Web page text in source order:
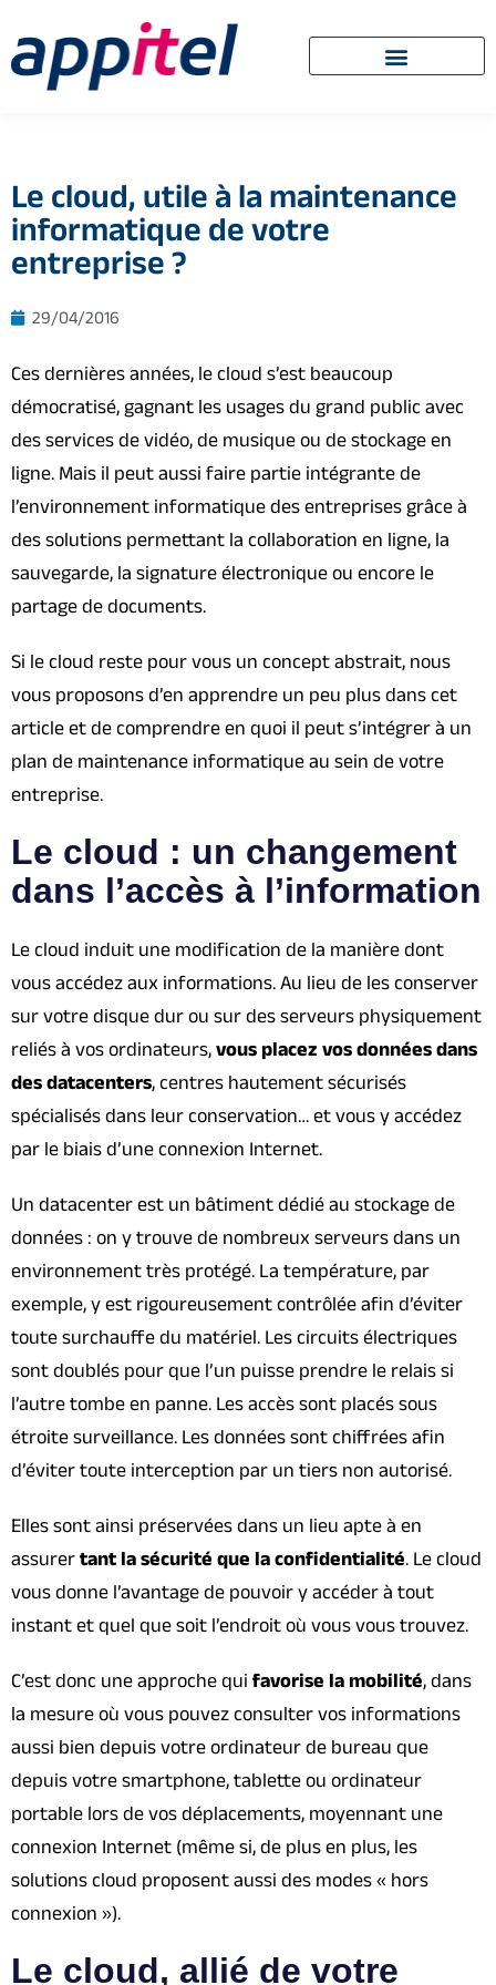
Le cloud, utile à la maintenance
informatique de votre
entreprise ?
29/04/2016
Ces dernières années, le cloud s’est beaucoup
démocratisé, gagnant les usages du grand public avec
des services de vidéo, de musique ou de stockage en
ligne. Mais il peut aussi faire partie intégrante de
l’environnement informatique des entreprises grâce à
des solutions permettant la collaboration en ligne, la
sauvegarde, la signature électronique ou encore le
partage de documents.
Si le cloud reste pour vous un concept abstrait, nous
vous proposons d’en apprendre un peu plus dans cet
article et de comprendre en quoi il peut s’intégrer à un
plan de maintenance informatique au sein de votre
entreprise.
Le cloud : un changement
dans l’accès à l’information
Le cloud induit une modification de la manière dont
vous accédez aux informations. Au lieu de les conserver
sur votre disque dur ou sur des serveurs physiquement
reliés à vos ordinateurs, vous placez vos données dans
des datacenters, centres hautement sécurisés
spécialisés dans leur conservation… et vous y accédez
par le biais d’une connexion Internet.
Un datacenter est un bâtiment dédié au stockage de
données : on y trouve de nombreux serveurs dans un
environnement très protégé. La température, par
exemple, y est rigoureusement contrôlée afin d’éviter
toute surchauffe du matériel. Les circuits électriques
sont doublés pour que l’un puisse prendre le relais si
l’autre tombe en panne. Les accès sont placés sous
étroite surveillance. Les données sont chiffrées afin
d’éviter toute interception par un tiers non autorisé.
Elles sont ainsi préservées dans un lieu apte à en
assurer tant la sécurité que la confidentialité. Le cloud
vous donne l’avantage de pouvoir y accéder à tout
instant et quel que soit l’endroit où vous vous trouvez.
C’est donc une approche qui favorise la mobilité, dans
la mesure où vous pouvez consulter vos informations
aussi bien depuis votre ordinateur de bureau que
depuis votre smartphone, tablette ou ordinateur
portable lors de vos déplacements, moyennant une
connexion Internet (même si, de plus en plus, les
solutions cloud proposent aussi des modes « hors
connexion »).
Le cloud, allié de votre